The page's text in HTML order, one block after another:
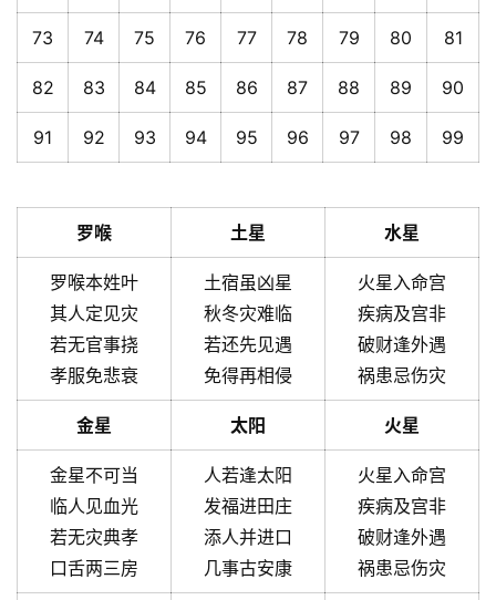
73 74 75 76 77 78 79 80 81
82 83 84 85 86 87 88 89 90
91 92 93 94 95 96 97 98 99
罗喉 土星 水星
罗喉本姓叶
其人定见灾
若无官事挠
孝服免悲衰
土宿虽凶星
秋冬灾难临
若还先见遇
免得再相侵
火星入命宫
疾病及宫非
破财逢外遇
祸患忌伤灾
金星 太阳 火星
金星不可当
临人见血光
若无灾典孝
口舌两三房
人若逢太阳
发福进田庄
添人并进口
几事古安康
火星入命宫
疾病及宫非
破财逢外遇
祸患忌伤灾